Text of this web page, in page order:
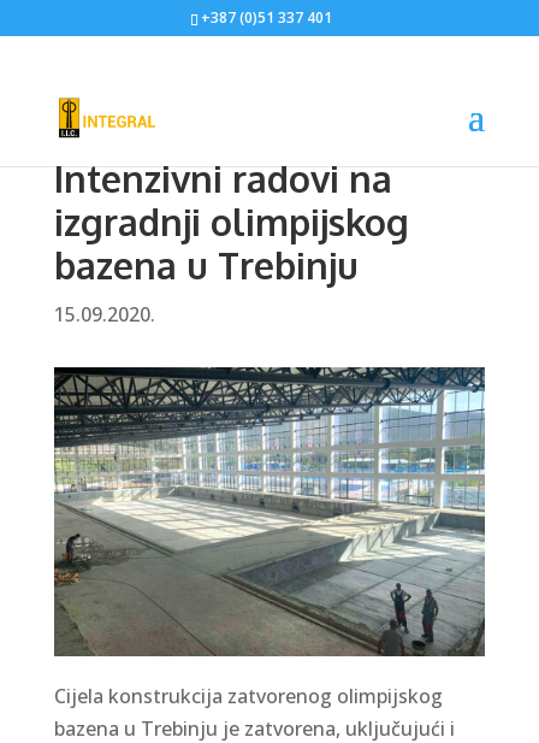
+387 (0)51 337 401
Intenzivni radovi na
izgradnji olimpijskog
bazena u Trebinju
15.09.2020.
Cijela konstrukcija zatvorenog olimpijskog
bazena u Trebinju je zatvorena, uključujući i